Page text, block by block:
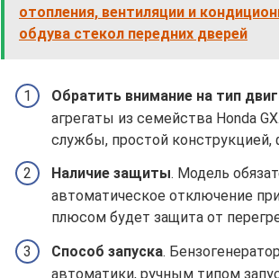
отопления, вентиляции и
обдува стекол передних дверей
Обратить внимание на тип
агрегаты из семейства Honda
службы, простой
Наличие защиты. Модель
автоматическое отключение
плюсом будет защита от
Способ запуска.
автоматики, ручным типом